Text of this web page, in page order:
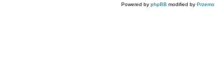
Powered by phpBB modified by Przemo